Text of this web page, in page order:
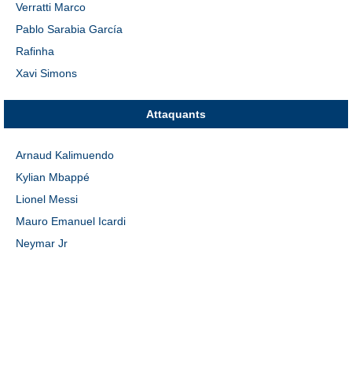
Verratti Marco
Pablo Sarabia García
Rafinha
Xavi Simons
Attaquants
Arnaud Kalimuendo
Kylian Mbappé
Lionel Messi
Mauro Emanuel Icardi
Neymar Jr